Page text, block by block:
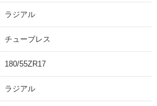
ラジアル
チューブレス
180/55ZR17
ラジアル